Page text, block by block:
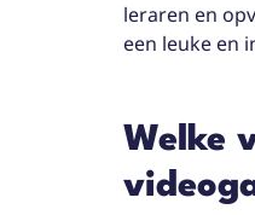
leraren en
een leuke en
Welke